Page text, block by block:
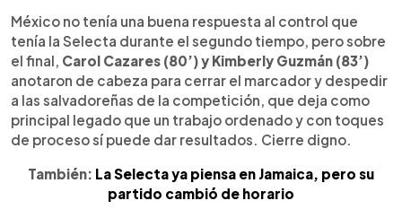
México no tenía una buena respuesta al control que
tenía la Selecta durante el segundo tiempo, pero sobre
el final, Carol Cazares (80’) y Kimberly Guzmán (83’)
anotaron de cabeza para cerrar el marcador y despedir
a las salvadoreñas de la competición, que deja como
principal legado que un trabajo ordenado y con toques
de proceso sí puede dar resultados. Cierre digno.
También: La Selecta ya piensa en Jamaica, pero su
partido cambió de horario